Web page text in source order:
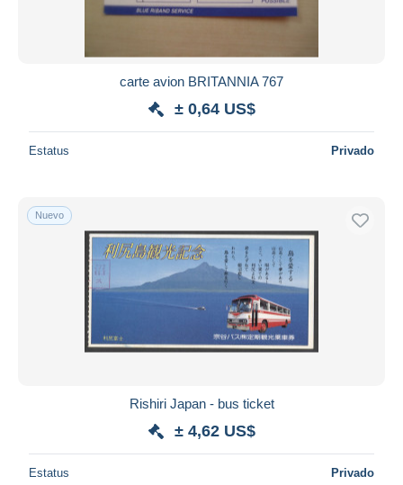
carte avion BRITANNIA 767
± 0,64 US$
Estatus Privado
Nuevo
Rishiri Japan - bus ticket
± 4,62 US$
Estatus Privado